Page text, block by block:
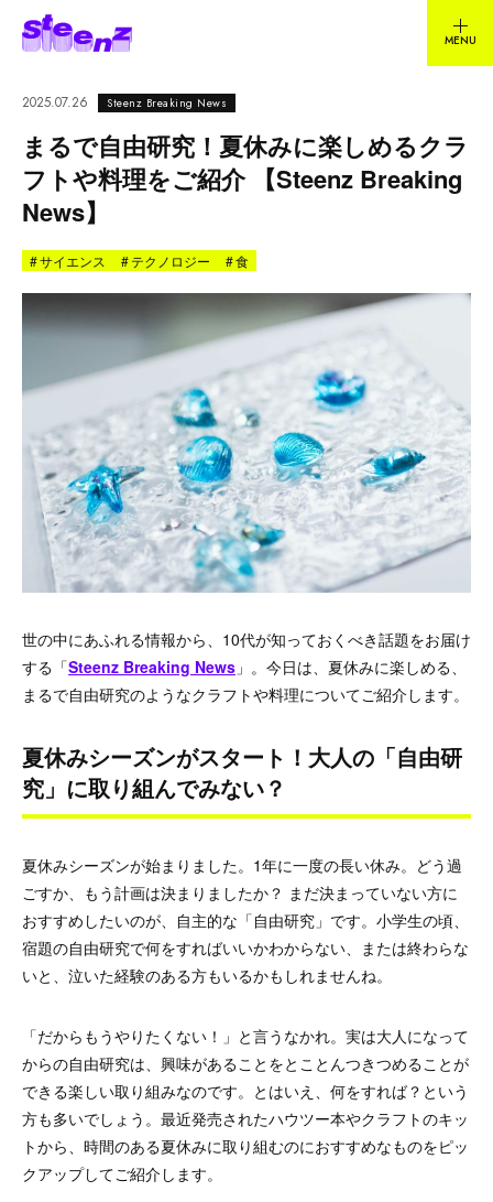
2025.07.26 Steenz Breaking News
まるで自由研究！夏休みに楽しめるクラ
フトや料理をご紹介 【Steenz Breaking
News】
#サイエンス #テクノロジー #食
世の中にあふれる情報から、10代が知っておくべき話題をお届け
する「Steenz Breaking News 」。今日は、夏休みに楽しめる、
まるで自由研究のようなクラフトや料理についてご紹介します。
夏休みシーズンがスタート！大人の「自由研
究」に取り組んでみない？
夏休みシーズンが始まりました。1年に一度の長い休み。どう過
ごすか、もう計画は決まりましたか？ まだ決まっていない方に
おすすめしたいのが、自主的な「自由研究」です。小学生の頃、
宿題の自由研究で何をすればいいかわからない、または終わらな
いと、泣いた経験のある方もいるかもしれませんね。
「だからもうやりたくない！」と言うなかれ。実は大人になって
からの自由研究は、興味があることをとことんつきつめることが
できる楽しい取り組みなのです。とはいえ、何をすれば？という
方も多いでしょう。最近発売されたハウツー本やクラフトのキッ
トから、時間のある夏休みに取り組むのにおすすめなものをピッ
クアップしてご紹介します。